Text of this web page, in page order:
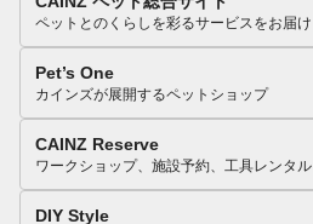
ペットとのくらしを彩るサービスをお届け
Pet’s One
カインズが展開するペットショップ
CAINZ Reserve
ワークショップ、施設予約、工具レンタル
DIY Style